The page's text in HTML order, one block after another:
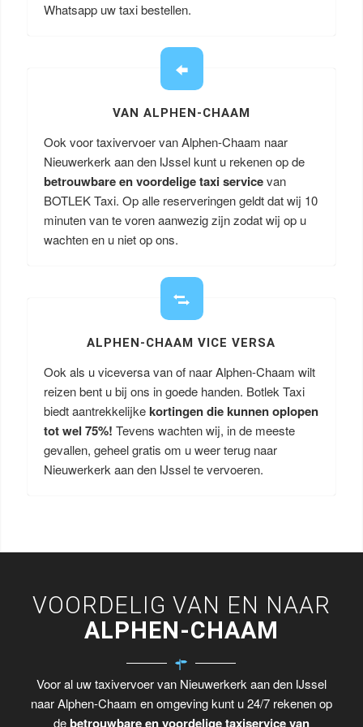
Whatsapp uw taxi bestellen.
VAN ALPHEN-CHAAM
Ook voor taxivervoer van Alphen-Chaam naar
Nieuwerkerk aan den IJssel kunt u rekenen op de
betrouwbare en voordelige taxi servicevan
BOTLEK Taxi. Op alle reserveringen geldt dat wij 10
minuten van te voren aanwezig zijn zodat wij op u
wachten en u niet op ons.
ALPHEN-CHAAM VICE VERSA
Ook als u viceversa van of naar Alphen-Chaam wilt
reizen bent u bij ons in goede handen. Botlek Taxi
biedt aantrekkelijkekortingen die kunnen oplopen
tot wel 75%! Tevens wachten wij, in de meeste
gevallen, geheel gratis om u weer terug naar
Nieuwerkerk aan den IJssel te vervoeren.
VOORDELIG VAN EN NAAR
ALPHEN-CHAAM
Voor al uw taxivervoer van Nieuwerkerk aan den IJssel
naar Alphen-Chaam en omgeving kunt u 24/7 rekenen op
debetrouwbare en voordelige taxiservice van